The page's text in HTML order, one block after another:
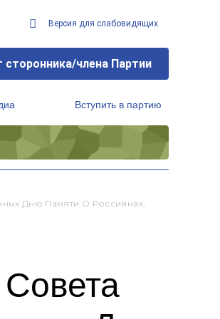
Версия для слабовидящих
сторонника/члена Партии
Вступить в партию
Дню Памяти О Россиянах,
Совета